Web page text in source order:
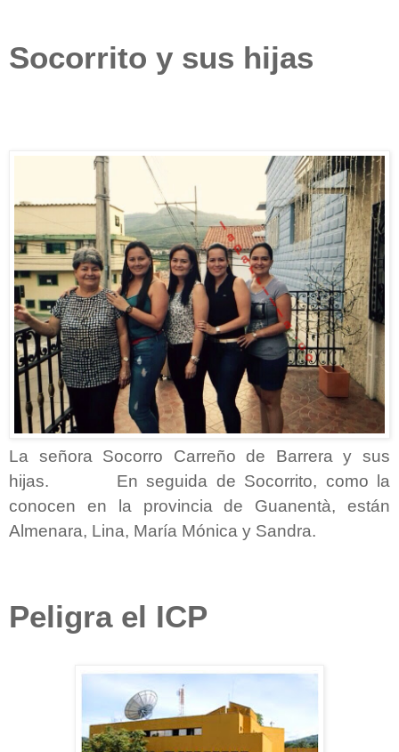
Socorrito y sus hijas
La señora Socorro Carreño de Barrera y sus
hijas. En seguida de Socorrito, como la
conocen en la provincia de Guanentà, están
Almenara, Lina, María Mónica y Sandra.
Peligra el ICP